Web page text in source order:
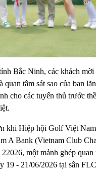
Bắc Ninh, các khách mời
tâm sát sao của ban
cho các tuyển thủ trước
khi Hiệp hội Golf Việt
A Bank (Vietnam Club
một mảnh ghép quan
19 - 21/06/2026 tại sân